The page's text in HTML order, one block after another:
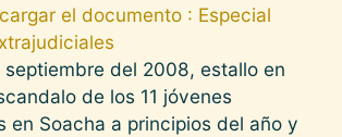
el documento : Especial
septiembre del 2008, estallo en
de los 11 jóvenes
en Soacha a principios del año y